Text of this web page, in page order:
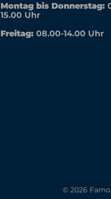
Montag bis Donnerstag:
15.00 Uhr
Freitag: 08.00-14.00 Uhr
© 2026